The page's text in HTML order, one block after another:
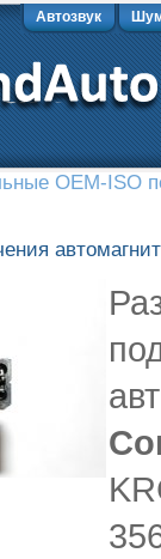
Автозвук
OEM-ISO